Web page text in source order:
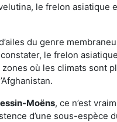
le frelon
du genre
le frelon
où les climats sont
Moëns, ce n’est
d’une sous-espèce